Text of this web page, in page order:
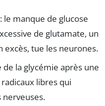
: le manque de glucose
de glutamate, un
tue les neurones.
la glycémie après une
libres qui